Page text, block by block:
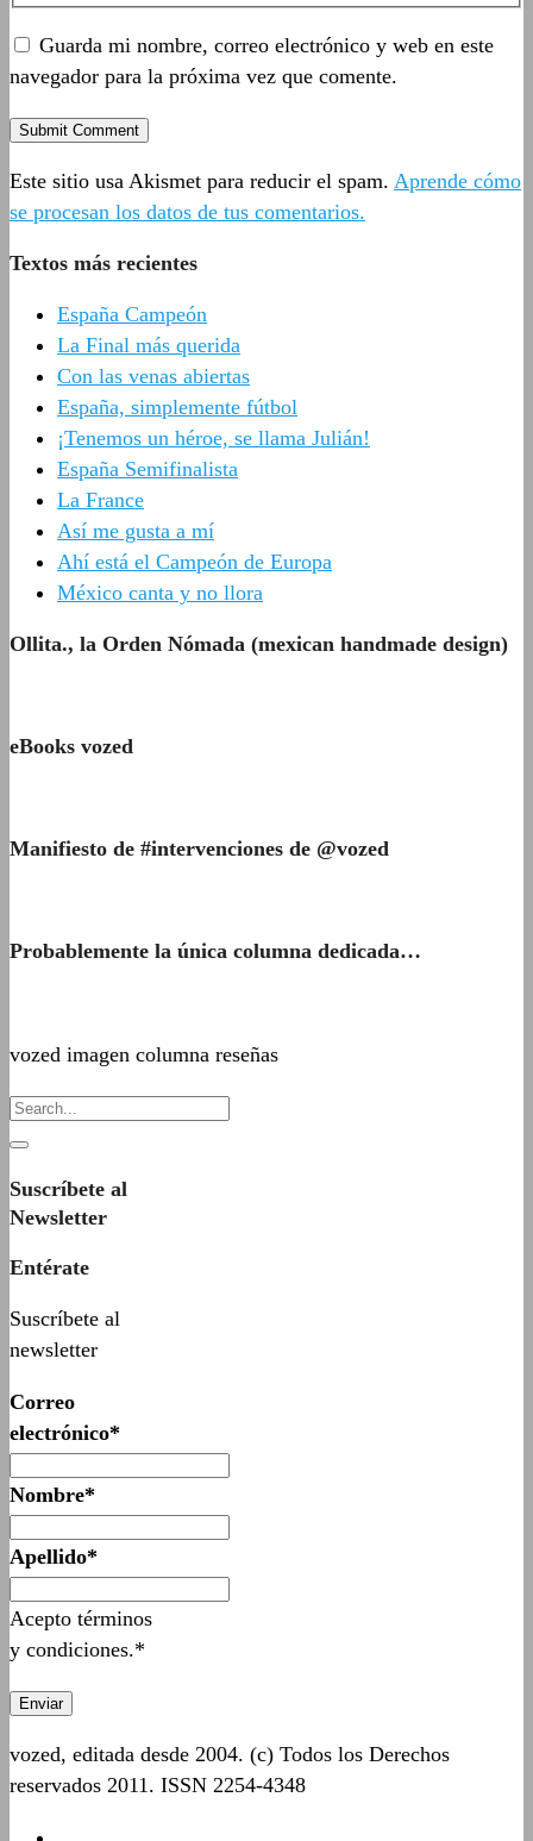
Guarda mi nombre, correo electrónico y web en este
navegador para la próxima vez que comente.
Este sitio usa Akismet para reducir el spam. Aprende cómo
se procesan los datos de tus comentarios.
Textos más recientes
España Campeón
La Final más querida
Con las venas abiertas
España, simplemente fútbol
¡Tenemos un héroe, se llama Julián!
España Semifinalista
La France
Así me gusta a mí
Ahí está el Campeón de Europa
México canta y no llora
Ollita., la Orden Nómada (mexican handmade design)
eBooks vozed
Manifiesto de #intervenciones de @vozed
Probablemente la única columna dedicada…
vozed imagen columna reseñas
Suscríbete al
Newsletter
Entérate
Suscríbete al
newsletter
Correo
electrónico*
Nombre*
Apellido*
Acepto términos
y condiciones.*
vozed, editada desde 2004. (c) Todos los Derechos
reservados 2011. ISSN 2254-4348